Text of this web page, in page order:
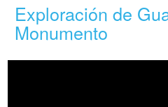
Exploración de
Monumento